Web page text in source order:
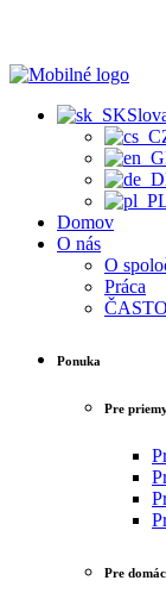
Domov
O nás
O
Práca
Ponuka
Pre
Pre